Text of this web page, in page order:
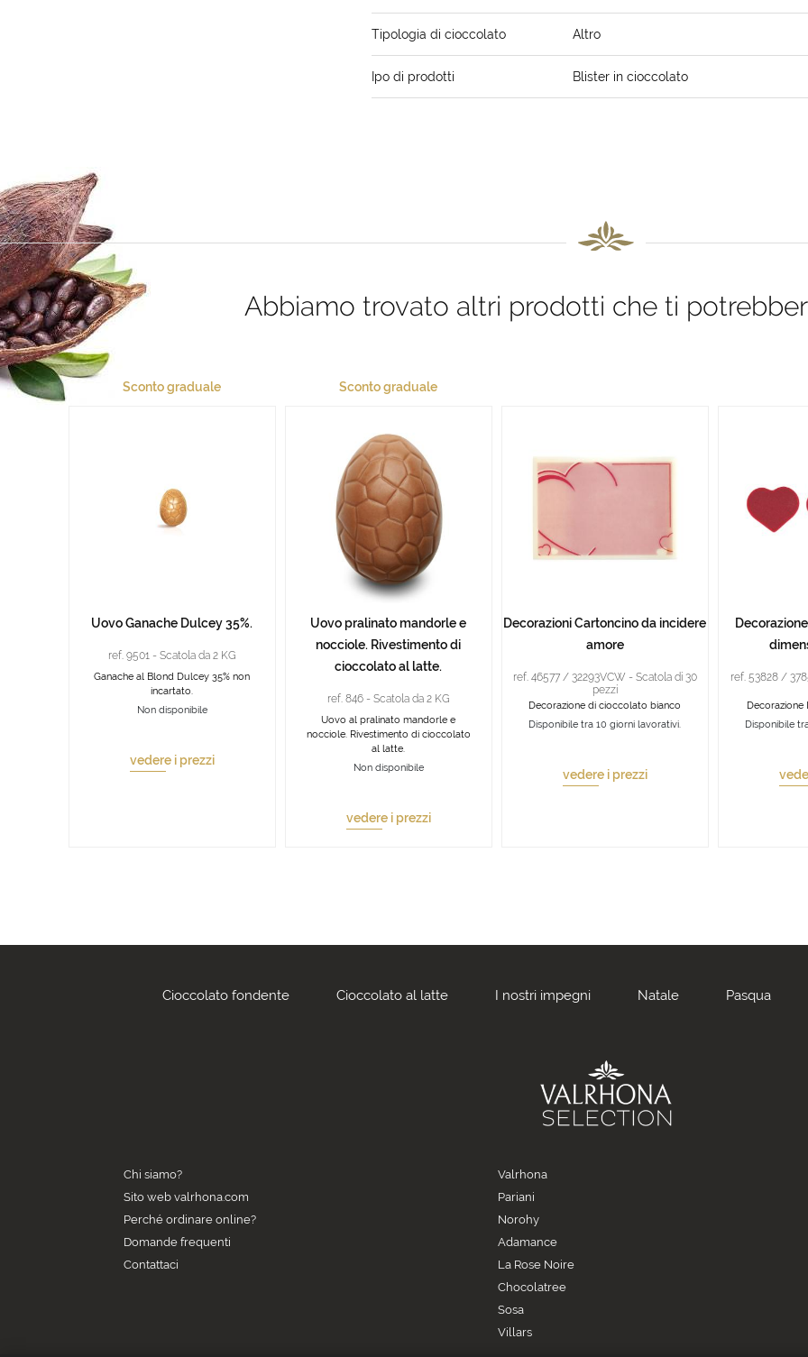
Tipologia di cioccolato Altro
Ipo di prodotti Blister in cioccolato
Abbiamo trovato altri prodotti che ti
Sconto graduale
Uovo Ganache Dulcey 35%.
ref. 9501 - Scatola da 2 KG
Ganache al Blond Dulcey 35% non
incartato.
Non disponibile
vedere i prezzi
Sconto graduale
Uovo pralinato mandorle e
nocciole. Rivestimento di
cioccolato al latte.
ref. 846 - Scatola da 2 KG
Uovo al pralinato mandorle e
nocciole. Rivestimento di cioccolato
al latte.
Non disponibile
vedere i prezzi
Decorazioni Cartoncino da incidere
amore
ref. 46577 / 32293VCW - Scatola di 30
pezzi
Decorazione di cioccolato bianco
Disponibile tra 10 giorni lavorativi.
vedere i prezzi
ref. 53828 /
Decorazione
Disponibile
Cioccolato fondente Cioccolato al latte I nostri impegni Natale Pasqua
Chi siamo?
Sito web valrhona.com
Perché ordinare online?
Domande frequenti
Contattaci
Valrhona
Pariani
Norohy
Adamance
La Rose Noire
Chocolatree
Sosa
Villars